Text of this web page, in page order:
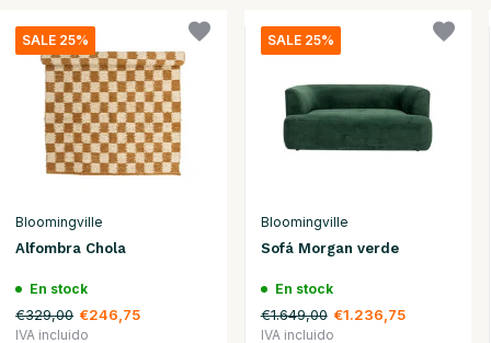
SALE 25%
Bloomingville
Alfombra Chola
En stock
€329,00 €246,75
IVA incluido
SALE 25%
Bloomingville
Sofá Morgan verde
En stock
€1.649,00 €1.236,75
IVA incluido